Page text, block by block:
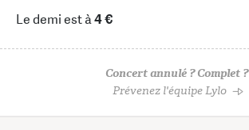
Le demi est à4 €
Concert annulé ? Complet ?
Prévenez l'équipe Lylo